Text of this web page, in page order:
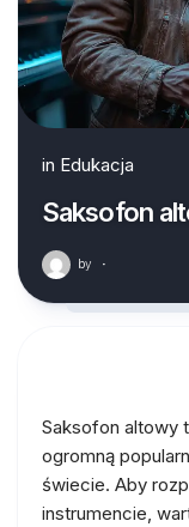
in Edukacja
Saksofon
by ·
Saksofon altowy
ogromną
świecie. Aby
instrumencie,